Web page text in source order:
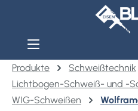
Zum Hauptinhalt springen
Produkte
Schweißtechnik
Lichtbogen-Schweiß- und -
WIG-Schweißen